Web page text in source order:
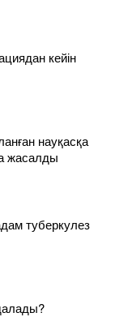
кейін
науқасқа
жасалды
туберкулез